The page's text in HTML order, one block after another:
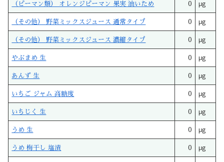
（ピーマン類） オレンジピーマン 果実 油いため 0 μg
（その他） 野菜ミックスジュース 通常タイプ 0 μg
（その他） 野菜ミックスジュース 濃縮タイプ 0 μg
やぶまめ 生 0 μg
あんず 生 0 μg
いちご ジャム 高糖度 0 μg
いちじく 生 0 μg
うめ 生 0 μg
うめ 梅干し 塩漬 0 μg